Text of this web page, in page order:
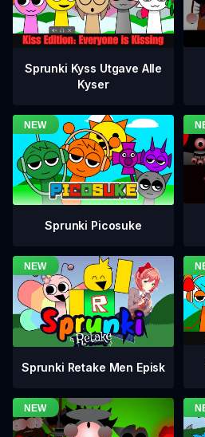
Sprunki Kyss Utgave Alle
Kyser
Sprunki Picosuke
Sprunki Retake Men Episk